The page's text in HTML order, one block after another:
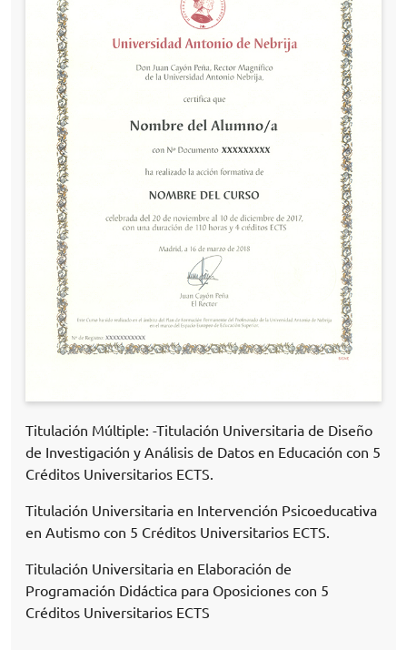
Titulación Múltiple: -Titulación Universitaria de Diseño
de Investigación y Análisis de Datos en Educación con 5
Créditos Universitarios ECTS.
Titulación Universitaria en Intervención Psicoeducativa
en Autismo con 5 Créditos Universitarios ECTS.
Titulación Universitaria en Elaboración de
Programación Didáctica para Oposiciones con 5
Créditos Universitarios ECTS